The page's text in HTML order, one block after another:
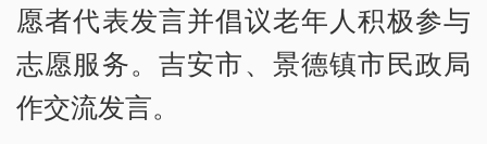
愿者代表发言并倡议老年人积极参与
志愿服务。吉安市、景德镇市民政局
作交流发言。